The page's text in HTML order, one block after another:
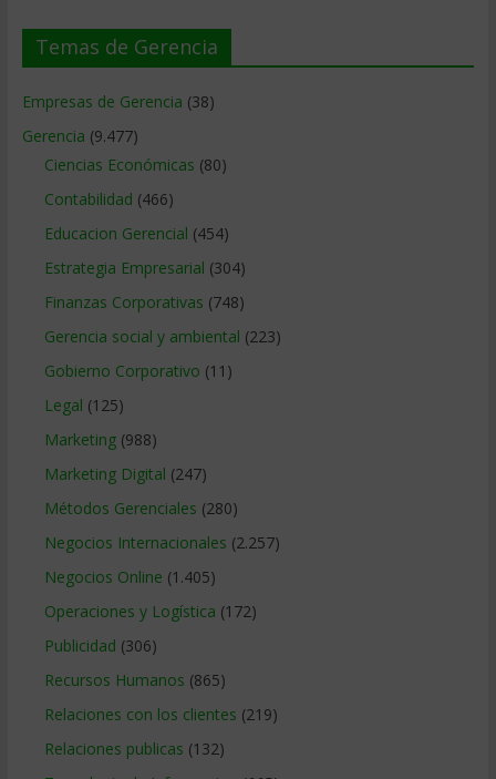
Temas de Gerencia
Empresas de Gerencia (38)
Gerencia (9.477)
Ciencias Económicas (80)
Contabilidad (466)
Educacion Gerencial (454)
Estrategia Empresarial (304)
Finanzas Corporativas (748)
Gerencia social y ambiental (223)
Gobierno Corporativo (11)
Legal (125)
Marketing(988)
Marketing Digital (247)
Métodos Gerenciales (280)
Negocios Internacionales (2.257)
Negocios Online (1.405)
Operaciones y Logística (172)
Publicidad (306)
Recursos Humanos (865)
Relaciones con los clientes (219)
Relaciones publicas (132)